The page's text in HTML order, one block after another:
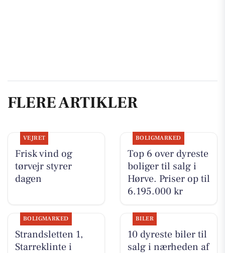
FLERE ARTIKLER
VEJRET
Frisk vind og
tørvejr styrer
dagen
BOLIGMARKED
Top 6 over dyreste
boliger til salg i
Hørve. Priser op til
6.195.000 kr
BOLIGMARKED
Strandsletten 1,
Starreklinte i
BILER
10 dyreste biler til
salg i nærheden af